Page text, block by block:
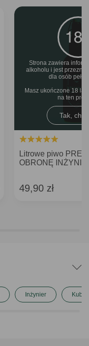
Strona zawiera
alkoholu i jest
dla osób
Masz ukończone 18 lat
na ten
Tak,
Litrowe piwo
OBRONĘ
49,90 zł
Inżynier Kubki